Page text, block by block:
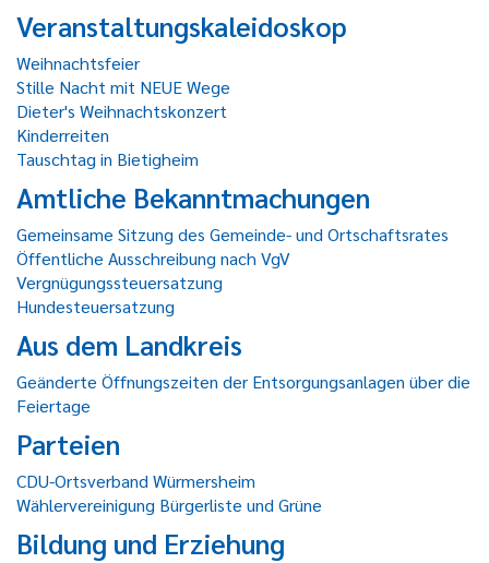
Veranstaltungskaleidoskop
Weihnachtsfeier
Stille Nacht mit NEUE Wege
Dieter's Weihnachtskonzert
Kinderreiten
Tauschtag in Bietigheim
Amtliche Bekanntmachungen
Gemeinsame Sitzung des Gemeinde- und Ortschaftsrates
Öffentliche Ausschreibung nach VgV
Vergnügungssteuersatzung
Hundesteuersatzung
Aus dem Landkreis
Geänderte Öffnungszeiten der Entsorgungsanlagen über die
Feiertage
Parteien
CDU-Ortsverband Würmersheim
Wählervereinigung Bürgerliste und Grüne
Bildung und Erziehung